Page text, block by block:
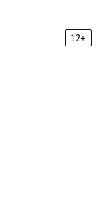
12+